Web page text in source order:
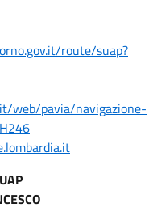
route/suap?
web/pavia/navigazione-